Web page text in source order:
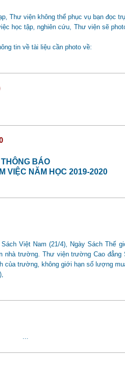
Thư viện không thể phục vụ bạn đọc
học tập, nghiên cứu, Thư viện sẽ
tin về tài liệu cần photo về:
THÔNG BÁO
VIỆC NĂM HỌC 2019-2020
Việt Nam (21/4), Ngày Sách Thế
nhà trường. Thư viện trường Cao
của trường, không giới hạn số lượng
...